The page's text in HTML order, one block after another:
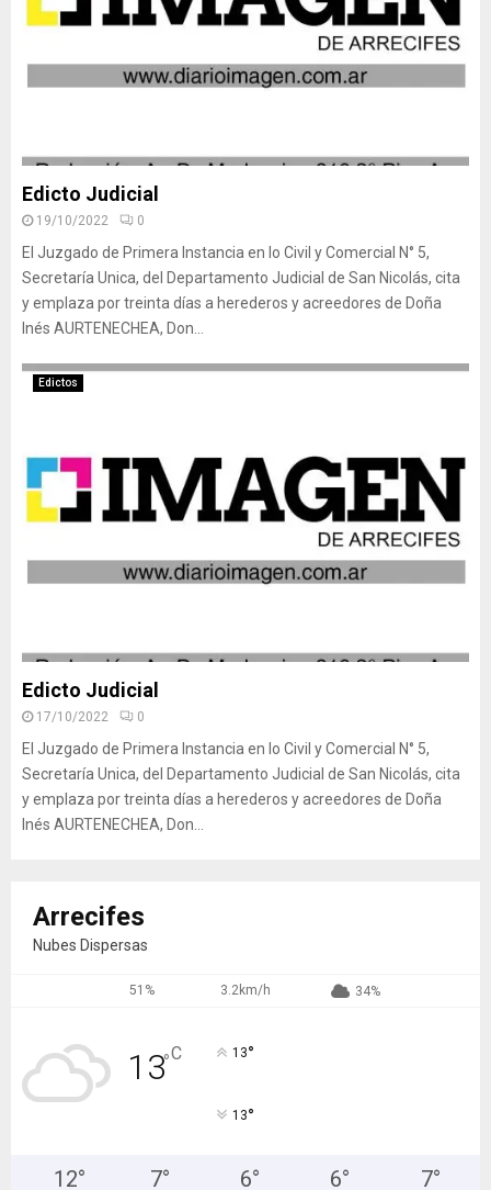
Edicto Judicial
19/10/2022 0
El Juzgado de Primera Instancia en lo Civil y Comercial N° 5,
Secretaría Unica, del Departamento Judicial de San Nicolás, cita
y emplaza por treinta días a herederos y acreedores de Doña
Inés AURTENECHEA, Don...
Edictos
Edicto Judicial
17/10/2022 0
El Juzgado de Primera Instancia en lo Civil y Comercial N° 5,
Secretaría Unica, del Departamento Judicial de San Nicolás, cita
y emplaza por treinta días a herederos y acreedores de Doña
Inés AURTENECHEA, Don...
Arrecifes
Nubes Dispersas
51% 3.2km/h 34%
13°C 13°
13°
12° 7° 6° 6° 7°